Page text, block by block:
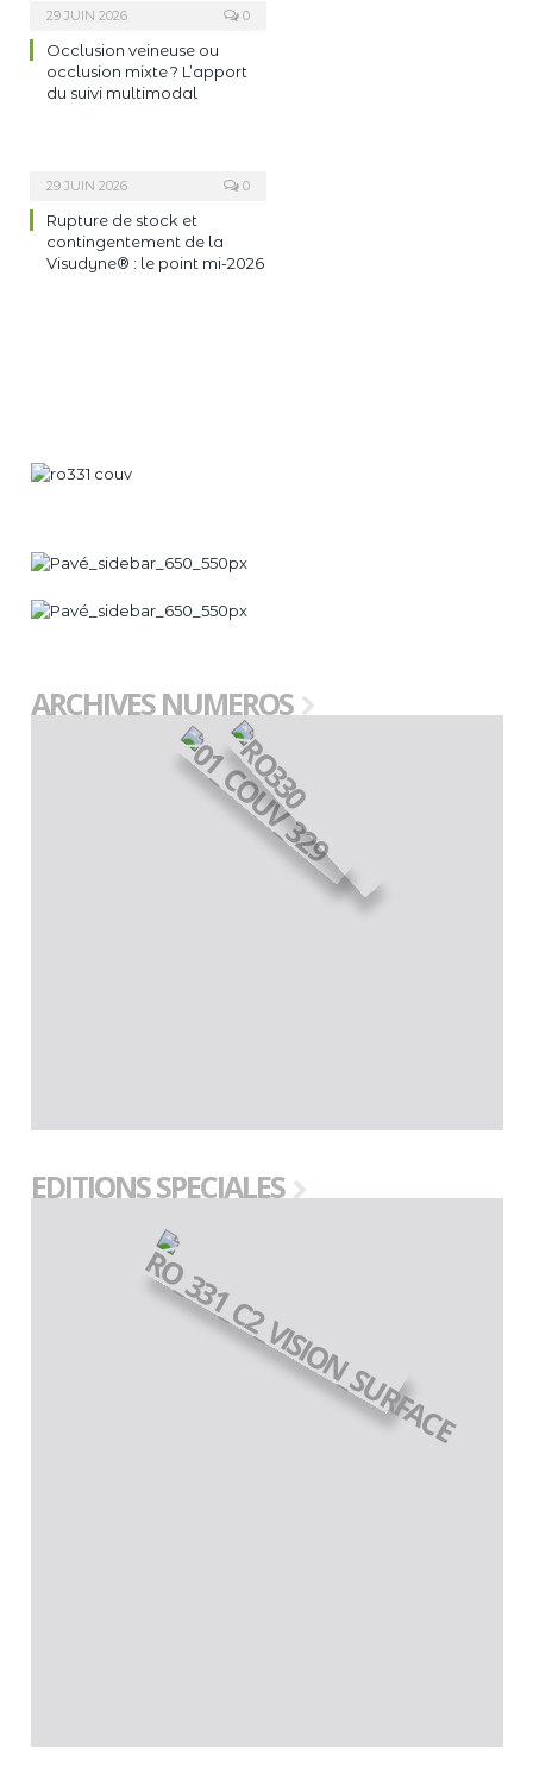
29 JUIN 2026 0
Occlusion veineuse ou
occlusion mixte ? L’apport
du suivi multimodal
29 JUIN 2026 0
Rupture de stock et
contingentement de la
Visudyne® : le point mi-2026
ARCHIVES NUMEROS
EDITIONS SPECIALES